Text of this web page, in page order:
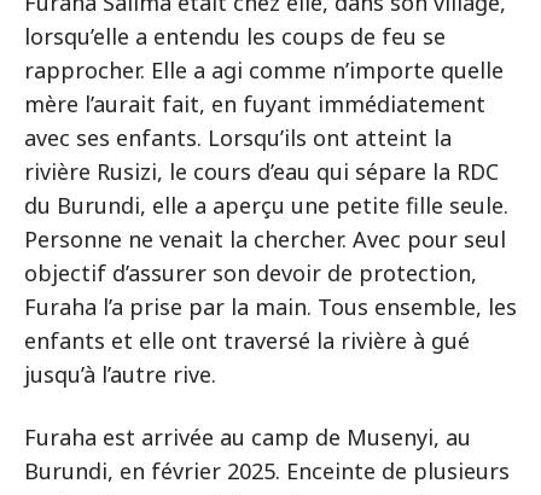
lorsqu’elle a entendu les coups de feu se
rapprocher. Elle a agi comme n’importe quelle
mère l’aurait fait, en fuyant immédiatement
avec ses enfants. Lorsqu’ils ont atteint la
rivière Rusizi, le cours d’eau qui sépare la RDC
du Burundi, elle a aperçu une petite fille seule.
Personne ne venait la chercher. Avec pour seul
objectif d’assurer son devoir de protection,
Furaha l’a prise par la main. Tous ensemble, les
enfants et elle ont traversé la rivière à gué
jusqu’à l’autre rive.
Furaha est arrivée au camp de Musenyi, au
Burundi, en février 2025. Enceinte de plusieurs